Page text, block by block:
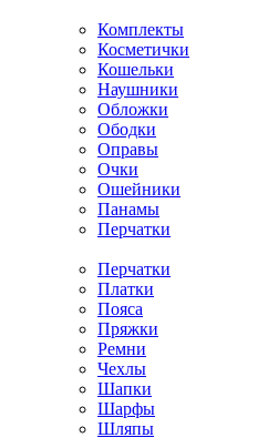
Комплекты
Косметички
Кошельки
Наушники
Обложки
Ободки
Оправы
Очки
Ошейники
Панамы
Перчатки
Перчатки
Платки
Пояса
Пряжки
Ремни
Чехлы
Шапки
Шарфы
Шляпы